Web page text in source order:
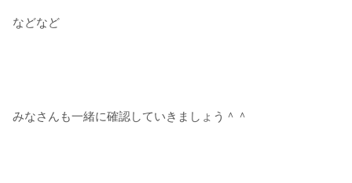
などなど
みなさんも一緒に確認していきましょう＾＾